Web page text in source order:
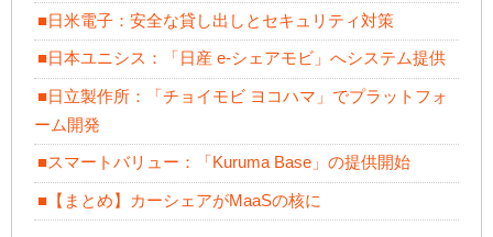
■日米電子：安全な貸し出しとセキュリティ対策
■日本ユニシス：「日産 e-シェアモビ」へシステム提供
■日立製作所：「チョイモビ ヨコハマ」でプラットフォ
ーム開発
■スマートバリュー：「Kuruma Base」の提供開始
■【まとめ】カーシェアがMaaSの核に